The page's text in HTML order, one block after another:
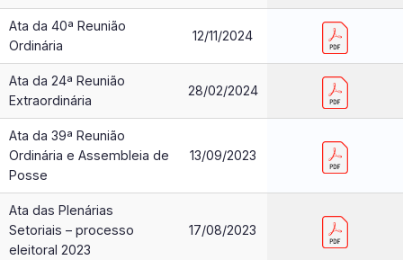
Ata da 40ª Reunião
Ordinária
12/11/2024
Ata da 24ª Reunião
Extraordinária
28/02/2024
Ata da 39ª Reunião
Ordinária e Assembleia de
Posse
13/09/2023
Ata das Plenárias
Setoriais – processo
eleitoral 2023
17/08/2023